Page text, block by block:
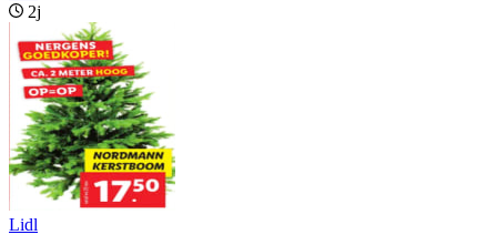
2j
Lidl